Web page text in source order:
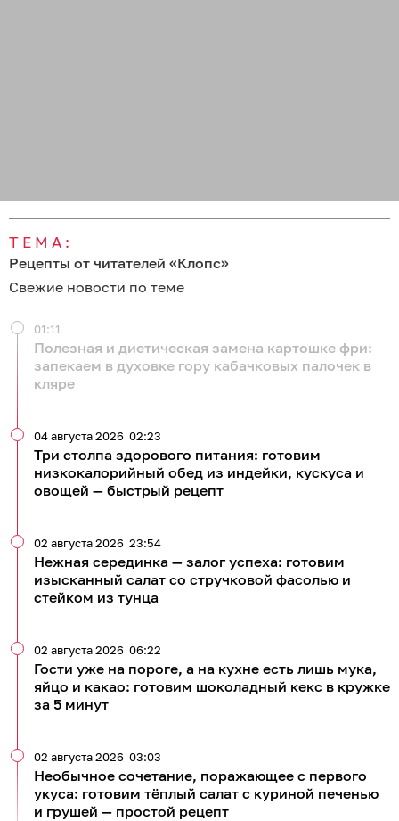
ТЕМА:
Рецепты от читателей «Клопс»
Свежие новости по теме
Полезная и диетическая замена картошке фри:
запекаем в духовке гору кабачковых палочек в
кляре
01:11
Три столпа здорового питания: готовим
низкокалорийный обед из индейки, кускуса и
овощей — быстрый рецепт
04 августа 2026 02:23
Нежная серединка — залог успеха: готовим
изысканный салат со стручковой фасолью и
стейком из тунца
02 августа 2026 23:54
Гости уже на пороге, а на кухне есть лишь мука,
яйцо и какао: готовим шоколадный кекс в кружке
за 5 минут
02 августа 2026 06:22
Необычное сочетание, поражающее с первого
укуса: готовим тёплый салат с куриной печенью
и грушей — простой рецепт
02 августа 2026 03:03